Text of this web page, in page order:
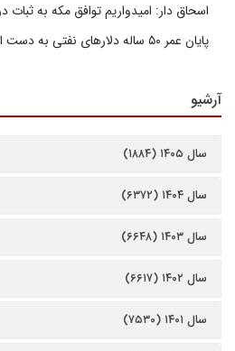
اسحاق دار: امیدواریم توافق مکه به
پایان عمر ۵۰ ساله دلارهای نفتی به دست ایران
آرشیو
سال ۱۴۰۵ (۱۸۸۴)
سال ۱۴۰۴ (۶۳۷۲)
سال ۱۴۰۳ (۶۶۴۸)
سال ۱۴۰۲ (۶۶۱۷)
سال ۱۴۰۱ (۷۵۳۰)